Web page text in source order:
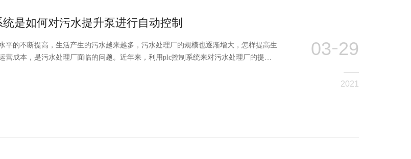
是如何对污水提升泵进行自动控制
平的不断提高，生活产生的污水越来越多，污水处理厂的规模也逐渐增大，怎样提高生
营成本，是污水处理厂面临的问题。近年来，利用plc控制系统来对污水处理厂的提升
03 29
2021